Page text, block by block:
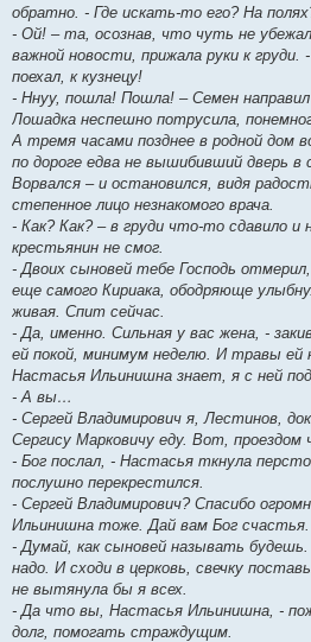
обратно. - Где искать-то его? На
- Ой! – та, осознав, что чуть не
важной новости, прижала руки к
поехал, к кузнецу!
- Ннуу, пошла! Пошла! – Семен направил
Лошадка неспешно потрусила,
А тремя часами позднее в родной дом
по дороге едва не вышибивший дверь в
Ворвался – и остановился, видя
степенное лицо незнакомого врача.
- Как? Как? – в груди что-то сдавило и
крестьянин не смог.
- Двоих сыновей тебе Господь
еще самого Кириака, ободряюще
живая. Спит сейчас.
- Да, именно. Сильная у вас жена, -
ей покой, минимум неделю. И травы ей
Настасья Ильинишна знает, я с ней
- А вы…
- Сергей Владимирович я, Лестинов,
Сергису Марковичу еду. Вот, проездом
- Бог послал, - Настасья ткнула
послушно перекрестился.
- Сергей Владимирович? Спасибо
Ильинишна тоже. Дай вам Бог счастья.
- Думай, как сыновей называть
надо. И сходи в церковь, свечку
не вытянула бы я всех.
- Да что вы, Настасья Ильинишна, -
долг, помогать страждущим.